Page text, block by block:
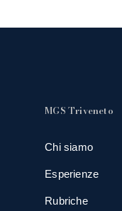
MGS Triveneto
Chi siamo
Esperienze
Rubriche